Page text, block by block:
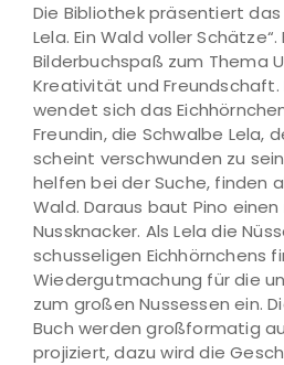
Die Bibliothek präsentiert das
Lela. Ein Wald voller
Bilderbuchspaß zum Thema
Kreativität und Freundschaft.
wendet sich das
Freundin, die Schwalbe Lela,
scheint verschwunden zu
helfen bei der Suche, finden
Wald. Daraus baut Pino
Nussknacker. Als Lela die
schusseligen Eichhörnchens
Wiedergutmachung für die
zum großen Nussessen ein.
Buch werden großformatig
projiziert, dazu wird die